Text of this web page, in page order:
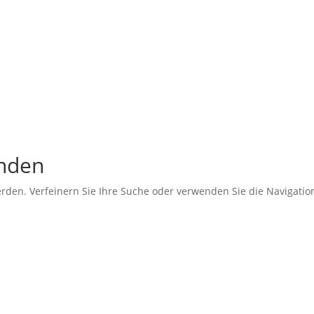
Verfeinern Sie Ihre Suche oder verwenden Sie die